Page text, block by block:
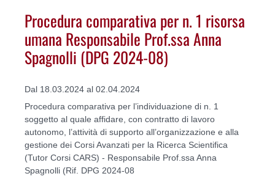
Procedura comparativa per n. 1 risorsa
umana Responsabile Prof.ssa Anna
Spagnolli (DPG 2024-08)
Dal 18.03.2024 al 02.04.2024
Procedura comparativa per l’individuazione di n. 1
soggetto al quale affidare, con contratto di lavoro
autonomo, l’attività di supporto all’organizzazione e alla
gestione dei Corsi Avanzati per la Ricerca Scientifica
(Tutor Corsi CARS) - Responsabile Prof.ssa Anna
Spagnolli (Rif. DPG 2024-08